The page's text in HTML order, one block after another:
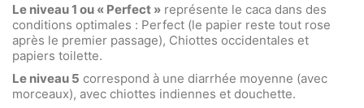
Le niveau 1 ou « Perfect » représente le caca dans des
conditions optimales : Perfect (le papier reste tout rose
après le premier passage), Chiottes occidentales et
papiers toilette.
Le niveau 5 correspond à une diarrhée moyenne (avec
morceaux), avec chiottes indiennes et douchette.